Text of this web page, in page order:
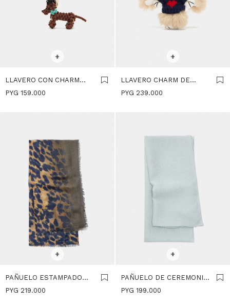
+
LLAVERO CON CHARM
PERRO - AZUL
PYG 159.000
+
LLAVERO CHARM DE
CONEJO - AZUL
PYG 239.000
SELECCIONAR TALLE
+
PAÑUELO ESTAMPADO
ANIMAL - AZUL
PYG 219.000
+
PAÑUELO DE CEREMONIA
- AZUL
PYG 199.000